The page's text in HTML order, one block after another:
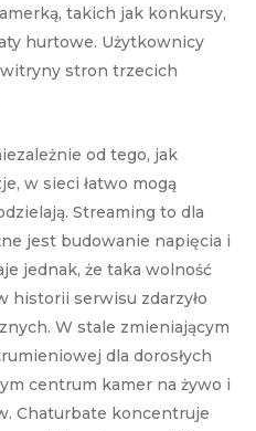
takich jak konkursy,
hurtowe. Użytkownicy
stron trzecich
od tego, jak
w sieci łatwo mogą
Streaming to dla
jest budowanie napięcia i
jednak, że taka wolność
historii serwisu zdarzyło
W stale zmieniającym
dla dorosłych
centrum kamer na żywo i
Chaturbate koncentruje